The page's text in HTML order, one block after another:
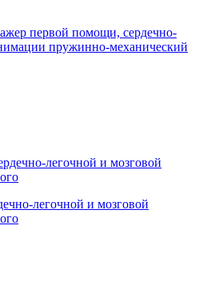
первой помощи, сердечно-
пружинно-механический
легочной и мозговой